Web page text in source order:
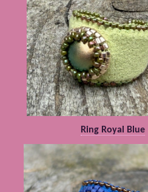
Ring Royal Blue